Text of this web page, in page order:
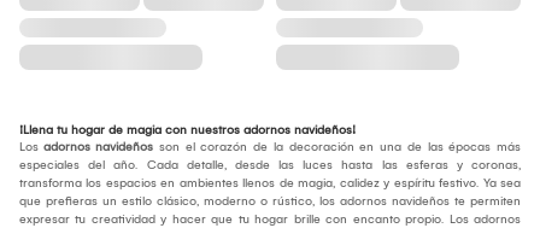
¡Llena tu hogar de magia con nuestros adornos navideños!
Los adornos navideños son el corazón de la decoración en una de las épocas más
especiales del año. Cada detalle, desde las luces hasta las esferas y coronas,
transforma los espacios en ambientes llenos de magia, calidez y espíritu festivo. Ya sea
que prefieras un estilo clásico, moderno o rústico, los adornos navideños te permiten
expresar tu creatividad y hacer que tu hogar brille con encanto propio. Los adornos